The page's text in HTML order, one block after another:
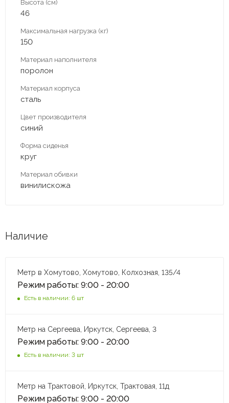
Высота (см)
46
Максимальная нагрузка (кг)
150
Материал наполнителя
поролон
Материал корпуса
сталь
Цвет производителя
синий
Форма сиденья
круг
Материал обивки
винилискожа
Наличие
Метр в Хомутово, Хомутово, Колхозная, 135/4
Режим работы: 9:00 - 20:00
Есть в наличии: 6 шт
Метр на Сергеева, Иркутск, Сергеева, 3
Режим работы: 9:00 - 20:00
Есть в наличии: 3 шт
Метр на Трактовой, Иркутск, Трактовая, 11д
Режим работы: 9:00 - 20:00